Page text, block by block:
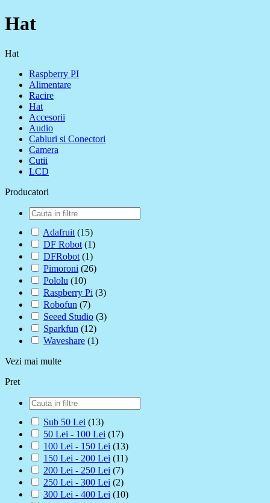
Hat
Hat
Raspberry PI
Alimentare
Racire
Hat
Accesorii
Audio
Cabluri si Conectori
Camera
Cutii
LCD
Producatori
Adafruit (15)
DF Robot (1)
DFRobot (1)
Pimoroni (26)
Pololu (10)
Raspberry Pi (3)
Robofun (7)
Seeed Studio (3)
Sparkfun (12)
Waveshare (1)
Vezi mai multe
Pret
Sub 50 Lei (13)
50 Lei - 100 Lei (17)
100 Lei - 150 Lei (13)
150 Lei - 200 Lei (11)
200 Lei - 250 Lei (7)
250 Lei - 300 Lei (2)
300 Lei - 400 Lei (10)